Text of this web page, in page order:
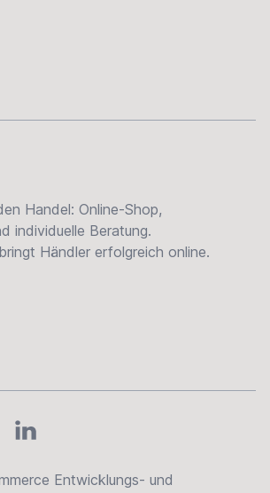
Handel: Online-Shop,
individuelle Beratung.
Händler erfolgreich online.
LinkedIn
Entwicklungs- und